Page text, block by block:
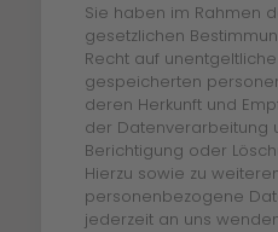
Sie haben im Rahmen
gesetzlichen
Recht auf
gespeicherten
deren Herkunft und
der Datenverarbeitung
Berichtigung oder
Hierzu sowie zu
personenbezogene
jederzeit an uns